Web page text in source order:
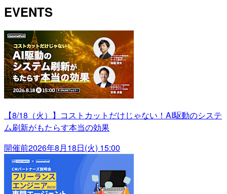
EVENTS
【8/18（火）】コストカットだけじゃない！AI駆動のシステ
ム刷新がもたらす本当の効果
開催前2026年8月18日(火) 15:00